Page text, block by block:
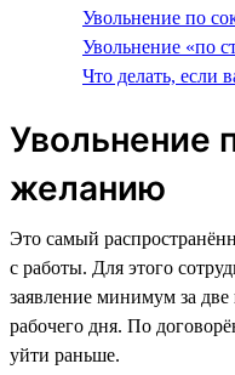
Увольнение по
Увольнение «по
Что делать, если
Увольнение
желанию
Это самый
с работы. Для этого
заявление минимум за
рабочего дня. По
уйти раньше.